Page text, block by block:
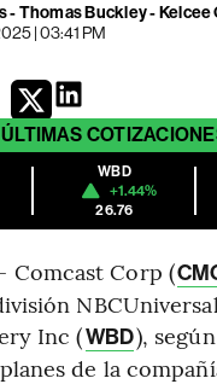
- Thomas Buckley -
| 03:41 PM
ÚLTIMAS
WBD
+1.44%
26.76
Comcast Corp (
Inc (WBD),
de la